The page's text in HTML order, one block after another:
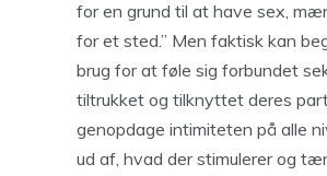
for en grund til at have sex,
for et sted.” Men faktisk kan
brug for at føle sig forbundet
tiltrukket og tilknyttet deres
genopdage intimiteten på alle
ud af, hvad der stimulerer og